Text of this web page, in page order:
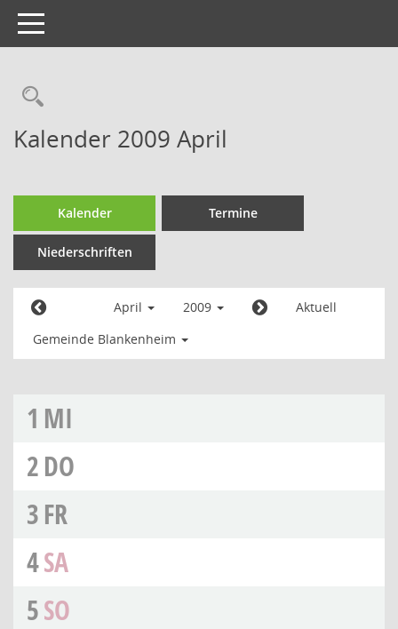
Toggle
navigation
Kalender 2009 April
Kalender Termine
Niederschriften
April 2009
Aktuell
Gemeinde Blankenheim
1 MI
2DO
3FR
4SA
5SO